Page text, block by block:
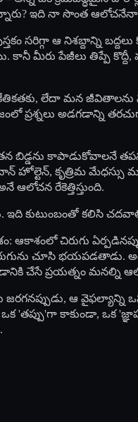
ఇది నా సొంత ఆలోచనేనా
సరిగ్గా ఆ నిశబ్దాన్ని
మీరు పేజీలు తిప్పే కొద్దీ,
లేదా మన జీవితాలను
ప్రశ్నలు అడగడాన్ని
తన బిడ్డను
హోల్టెన్, కృత్రిమ
రేకెత్తిస్తుంది.
ఇది కుటుంబంతో కలిసి
ఆకాశంలో చిరుగు
చూసి భయపడతాడు. అది
చేసే ప్రయత్నం మనల్ని
జరగనప్పుడు, ఆ
'తప్పు'గా కాకుండా, ఒక